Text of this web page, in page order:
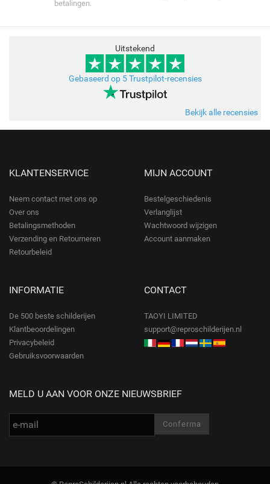
betalingen.
Uitstekend
Gebaseerd op 5 Trustpilot-recensies
Bekijk alle recensies
KLANTENSERVICE
Neem contact met ons op
Over ons
Betalingsmethoden
Verzending en Retourneren
Retourbeleid
MIJN ACCOUNT
Bestelgeschiedenis
Verlanglijst
Wachtwoord wijzigen
Account aanmaken
INFORMATIE
De 500 beste schilderijen
Klantbeoordelingen
Privacybeleid
Gebruiksvoorwaarden
CONTACT
TAOYI LIMITED
support@reproschilderijen.nl
MELD U AAN VOOR ONZE NIEUWSBRIEF